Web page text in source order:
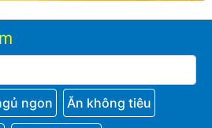
ngon Ăn không tiêu